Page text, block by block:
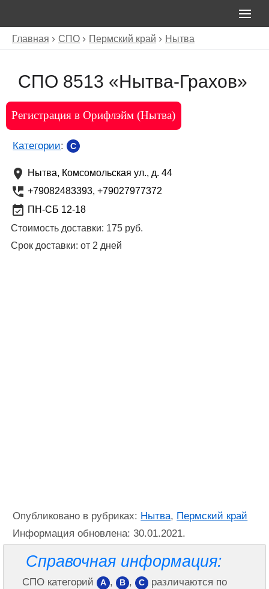
Главная СПО Пермский край Нытва
СПО 8513 «Нытва-Грахов»
Регистрация в Орифлэйм (Нытва)
Категории: C
Нытва, Комсомольская ул., д. 44
+79082483393, +79027977372
ПН-СБ 12-18
Стоимость доставки: 175 руб.
Срок доставки:от 2 дней
Опубликовано в рубриках: Нытва, Пермский край
Информация обновлена: 30.01.2021.
Справочная информация:
СПО категорий A , B , C
различаются по